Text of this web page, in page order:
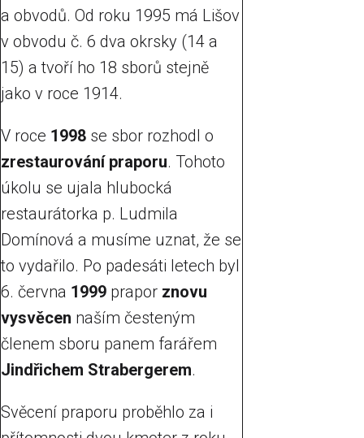
a obvodů. Od roku 1995 má Lišov
v obvodu č. 6 dva okrsky (14 a
15) a tvoří ho 18 sborů stejně
jako v roce 1914.
V roce 1998 se sbor rozhodl o
zrestaurování praporu. Tohoto
úkolu se ujala hlubocká
restaurátorka p. Ludmila
Domínová a musíme uznat, že se
to vydařilo. Po padesáti letech byl
6. června 1999 prapor znovu
vysvěcen naším česteným
členem sboru panem farářem
Jindřichem Strabergerem.
Svěcení praporu proběhlo za i